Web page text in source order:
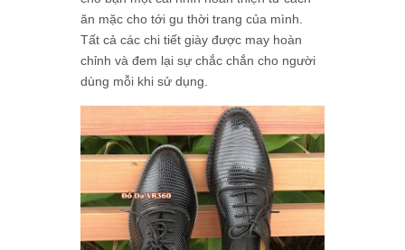
ăn mặc cho tới gu thời trang của mình.
Tất cả các chi tiết giày được may hoàn
chỉnh và đem lại sự chắc chắn cho người
dùng mỗi khi sử dụng.